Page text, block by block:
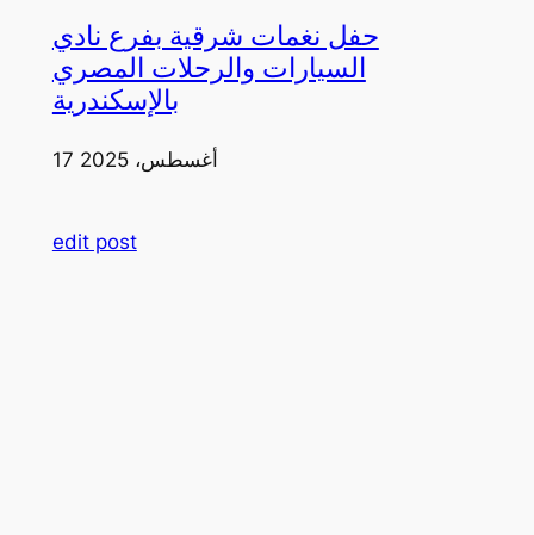
حفل نغمات شرقية بفرع نادي
السيارات والرحلات المصري
بالإسكندرية
17 أغسطس، 2025
edit post